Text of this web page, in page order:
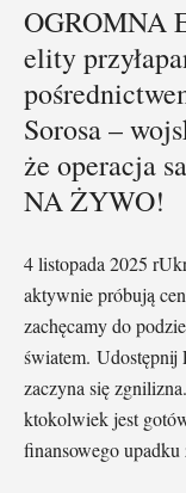
OGROMNA
elity
Sorosa –
że operacja
NA ŻYWO!
4 listopada 2025
aktywnie próbują
zachęcamy do
światem. Udostępnij
zaczyna się
ktokolwiek jest
finansowego